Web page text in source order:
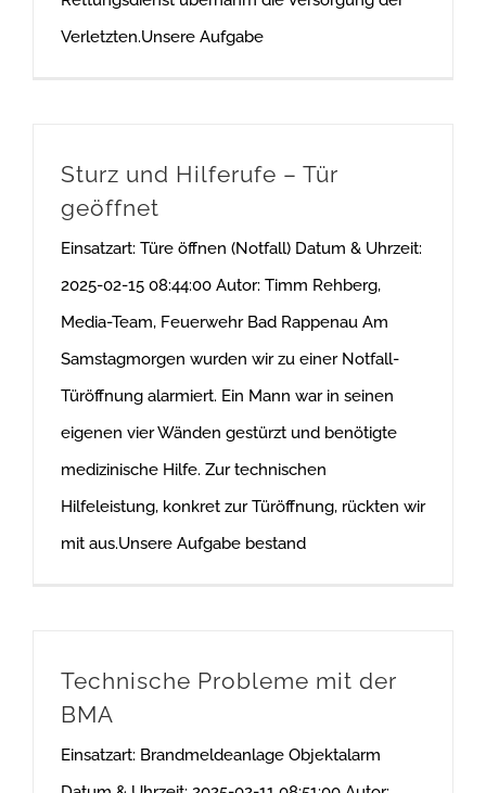
Verletzten.Unsere Aufgabe
Sturz und Hilferufe – Tür
geöffnet
Einsatzart: Türe öffnen (Notfall) Datum & Uhrzeit:
2025-02-15 08:44:00 Autor: Timm Rehberg,
Media-Team, Feuerwehr Bad Rappenau Am
Samstagmorgen wurden wir zu einer Notfall-
Türöffnung alarmiert. Ein Mann war in seinen
eigenen vier Wänden gestürzt und benötigte
medizinische Hilfe. Zur technischen
Hilfeleistung, konkret zur Türöffnung, rückten wir
mit aus.Unsere Aufgabe bestand
Technische Probleme mit der
BMA
Einsatzart: Brandmeldeanlage Objektalarm